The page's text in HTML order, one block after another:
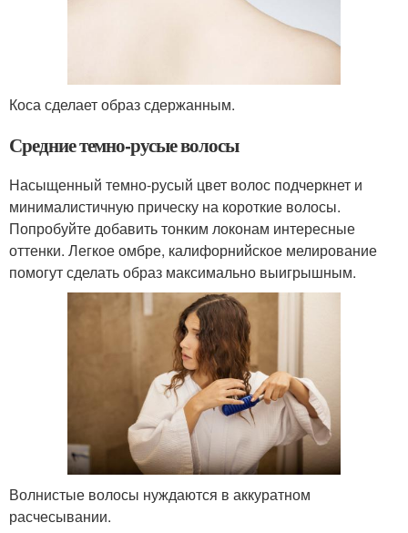
Коса сделает образ сдержанным.
Средние темно-русые волосы
Насыщенный темно-русый цвет волос подчеркнет и
минималистичную прическу на короткие волосы.
Попробуйте добавить тонким локонам интересные
оттенки. Легкое омбре, калифорнийское мелирование
помогут сделать образ максимально выигрышным.
Волнистые волосы нуждаются в аккуратном
расчесывании.